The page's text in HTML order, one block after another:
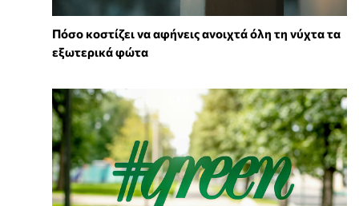
Πόσο κοστίζει να αφήνεις ανοιχτά όλη τη νύχτα τα
εξωτερικά φώτα